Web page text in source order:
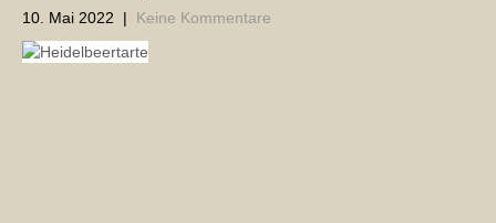
10. Mai 2022 | Keine Kommentare